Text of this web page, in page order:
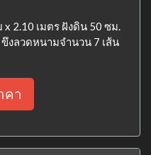
2.10 เมตร ฝังดิน 50 ซม.
ขึงลวดหนามจำนวน 7 เส้น
คา